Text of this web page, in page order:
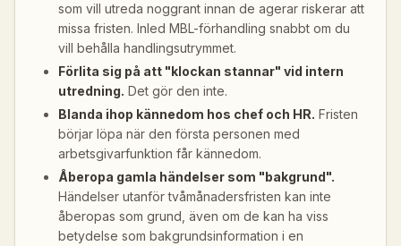
som vill utreda noggrant innan de agerar riskerar att
missa fristen. Inled MBL-förhandling snabbt om du
vill behålla handlingsutrymmet.
Förlita sig på att "klockan stannar" vid intern
utredning. Det gör den inte.
Blanda ihop kännedom hos chef och HR. Fristen
börjar löpa när den första personen med
arbetsgivarfunktion får kännedom.
Åberopa gamla händelser som "bakgrund".
Händelser utanför tvåmånadersfristen kan inte
åberopas som grund, även om de kan ha viss
betydelse som bakgrundsinformation i en